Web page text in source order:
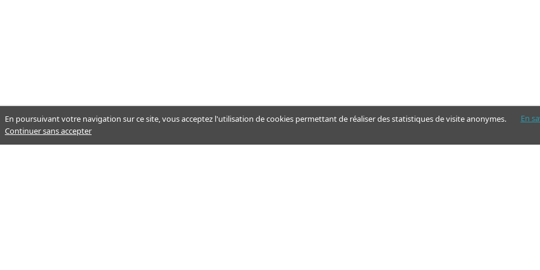
En poursuivant votre navigation sur ce site, vous acceptez l'utilisation de cookies permettant de réaliser des statistiques de visite anonymes. En
Continuer sans accepter